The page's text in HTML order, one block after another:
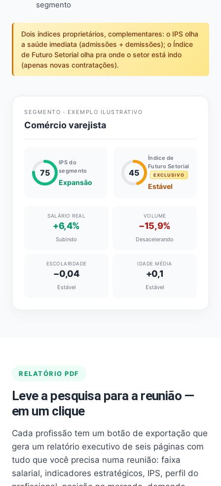
segmento
Dois índices proprietários, complementares: o IPS olha
a saúde imediata (admissões + demissões); o Índice
de Futuro Setorial olha pra onde o setor está indo
(apenas novas contratações).
SEGMENTO · EXEMPLO ILUSTRATIVO
Comércio varejista
75
IPS do
segmento
Expansão
45
Índice de
Futuro Setorial
EXCLUSIVO
Estável
SALÁRIO REAL
+6,4%
Subindo
VOLUME
−15,9%
Desacelerando
ESCOLARIDADE
−0,04
Estável
IDADE MÉDIA
+0,1
Estável
RELATÓRIO PDF
Leve a pesquisa para a reunião —
em um clique
Cada profissão tem um botão de exportação que
gera um relatório executivo de seis páginas com
tudo que você precisa numa reunião: faixa
salarial, indicadores estratégicos, IPS, perfil do